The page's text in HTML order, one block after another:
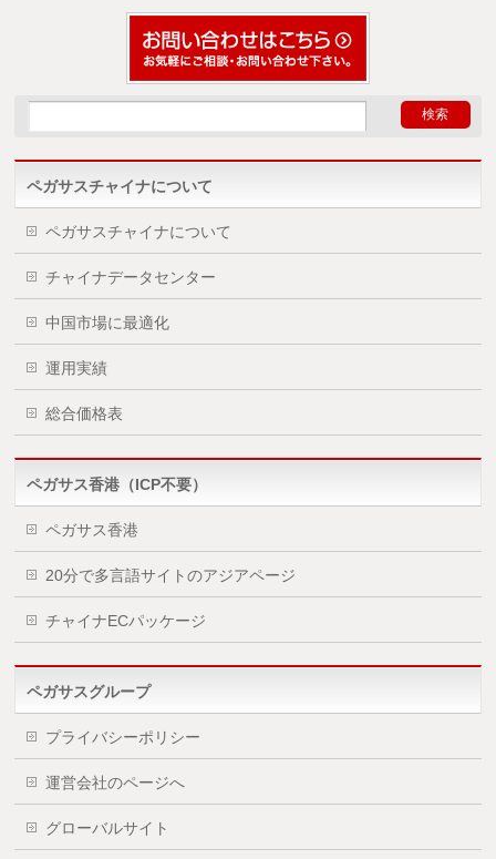
ペガサスチャイナについて
ペガサスチャイナについて
チャイナデータセンター
中国市場に最適化
運用実績
総合価格表
ペガサス香港（ICP不要）
ペガサス香港
20分で多言語サイトのアジアページ
チャイナECパッケージ
ペガサスグループ
プライバシーポリシー
運営会社のページへ
グローバルサイト